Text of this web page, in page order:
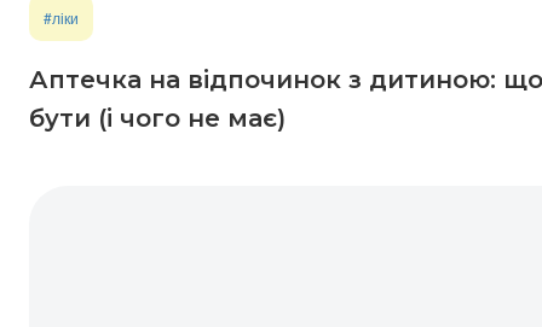
#ліки
Аптечка на відпочинок з дитиною:
бути (і чого не має)